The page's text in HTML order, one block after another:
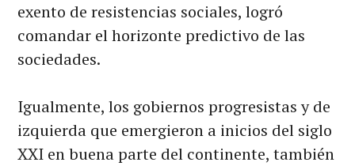
exento de resistencias sociales, logró
comandar el horizonte predictivo de las
sociedades.
Igualmente, los gobiernos progresistas y de
izquierda que emergieron a inicios del siglo
XXI en buena parte del continente, también